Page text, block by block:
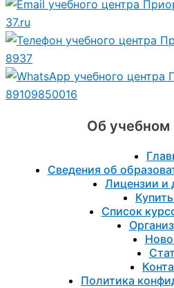
37.ru
8937
89109850016
Об учебном
Сведения об
Лицензии и
Список
Политика